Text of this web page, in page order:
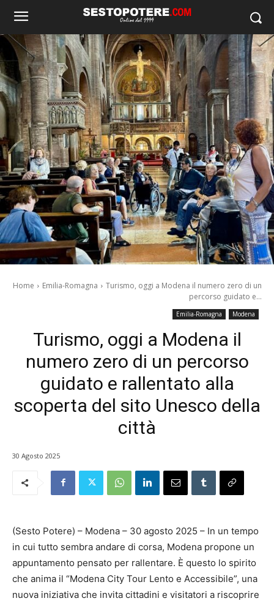
Home Emilia-Romagna
Turismo, oggi a Modena il numero zero di un
percorso guidato e...
Emilia-Romagna Modena
Turismo, oggi a Modena il
numero zero di un percorso
guidato e rallentato alla
scoperta del sito Unesco della
città
30 Agosto 2025
(Sesto Potere) – Modena – 30 agosto 2025 – In un tempo
in cui tutto sembra andare di corsa, Modena propone un
appuntamento pensato per rallentare. È questo lo spirito
che anima il “Modena City Tour Lento e Accessibile”, una
nuova iniziativa che invita cittadini e visitatori a riscoprire